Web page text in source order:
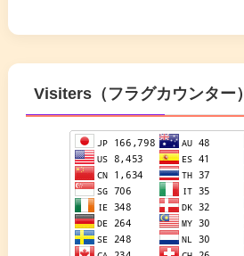
Visiters（フラグカウンター）